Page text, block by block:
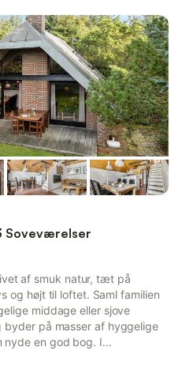
et problemfrit ophold og
Soveværelser
af smuk natur, tæt på
og højt til loftet. Saml familien
middage eller sjove
på masser af hyggelige
nyde en god bog. I
af og kom helt ned i gear i